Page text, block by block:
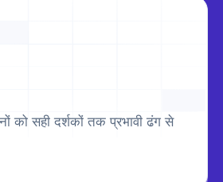
को सही दर्शकों तक प्रभावी ढंग से